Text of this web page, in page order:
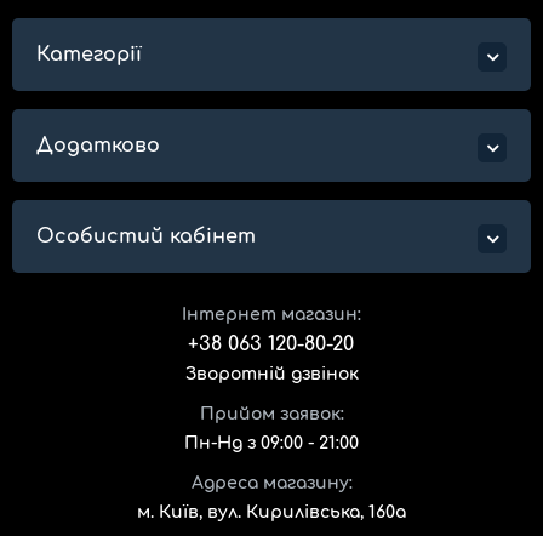
Категорії
Додатково
Особистий кабінет
Інтернет магазин:
+38 063 120-80-20
Зворотній дзвінок
Прийом заявок:
Пн-Нд з 09:00 - 21:00
Адреса магазину:
м. Київ, вул. Кирилівська, 160а